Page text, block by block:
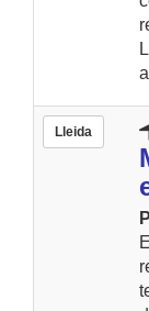
Lleida